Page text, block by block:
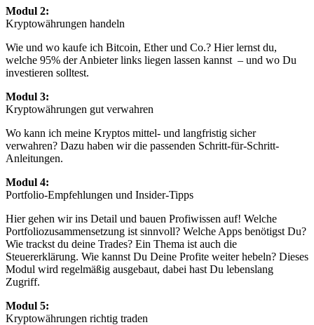
Modul 2:
Kryptowährungen handeln
Wie und wo kaufe ich Bitcoin, Ether und Co.? Hier lernst du,
welche 95% der Anbieter links liegen lassen kannst – und wo Du
investieren solltest.
Modul 3:
Kryptowährungen gut verwahren
Wo kann ich meine Kryptos mittel- und langfristig sicher
verwahren? Dazu haben wir die passenden Schritt-für-Schritt-
Anleitungen.
Modul 4:
Portfolio-Empfehlungen und Insider-Tipps
Hier gehen wir ins Detail und bauen Profiwissen auf! Welche
Portfoliozusammensetzung ist sinnvoll? Welche Apps benötigst Du?
Wie trackst du deine Trades? Ein Thema ist auch die
Steuererklärung. Wie kannst Du Deine Profite weiter hebeln? Dieses
Modul wird regelmäßig ausgebaut, dabei hast Du lebenslang
Zugriff.
Modul 5:
Kryptowährungen richtig traden